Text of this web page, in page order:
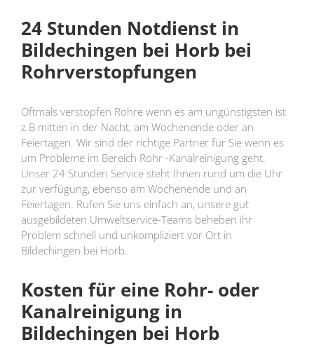
24 Stunden Notdienst in
Bildechingen bei Horb bei
Rohrverstopfungen
Oftmals verstopfen Rohre wenn es am ungünstigsten ist
z.B mitten in der Nacht, am Wochenende oder an
Feiertagen. Wir sind der richtige Partner für Sie wenn es
um Probleme im Bereich Rohr -Kanalreinigung geht.
Unser 24 Stunden Service steht Ihnen rund um die Uhr
zur verfügung, ebenso am Wochenende und an
Feiertagen. Rufen Sie uns einfach an, unsere gut
ausgebildeten Umweltservice-Teams beheben ihr
Problem schnell und unkompliziert vor Ort in
Bildechingen bei Horb.
Kosten für eine Rohr- oder
Kanalreinigung in
Bildechingen bei Horb